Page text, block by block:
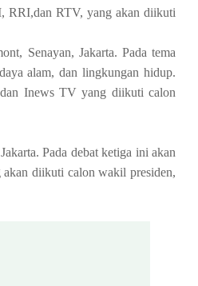
RRI,dan RTV, yang akan diikuti
Senayan, Jakarta. Pada tema
alam, dan lingkungan hidup.
Inews TV yang diikuti calon
Pada debat ketiga ini akan
akan diikuti calon wakil presiden,